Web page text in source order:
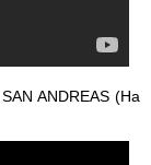
ANDREAS (На